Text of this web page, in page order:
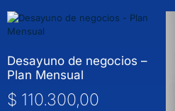
Desayuno de negocios –
Plan Mensual
$ 110.300,00